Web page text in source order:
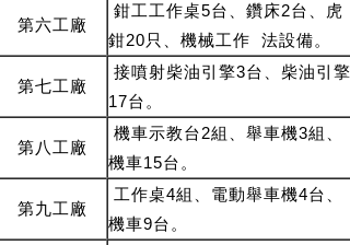
第六工廠
鉗工工作桌5台、鑽床2台、虎
鉗20只、機械工作 法設備。
第七工廠
接噴射柴油引擎3台、柴油引擎
17台。
第八工廠
機車示教台2組、舉車機3組、
機車15台。
第九工廠
工作桌4組、電動舉車機4台、
機車9台。